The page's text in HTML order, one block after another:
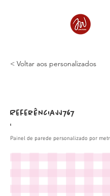
< Voltar aos personalizados
Referência
:
JJ767
Painel de parede personalizado por